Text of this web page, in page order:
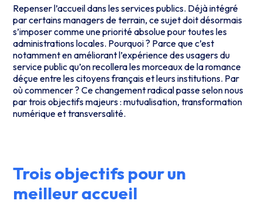
Repenser l’accueil dans les services publics. Déjà intégré
par certains managers de terrain, ce sujet doit désormais
s’imposer comme une priorité absolue pour toutes les
administrations locales. Pourquoi ? Parce que c’est
notamment en améliorant l’expérience des usagers du
service public qu’on recollera les morceaux de la romance
déçue entre les citoyens français et leurs institutions. Par
où commencer ?Ce changement radical passe selon nous
par trois objectifs majeurs : mutualisation,transformation
numériqueet transversalité.
Trois objectifs pour un
meilleur accueil